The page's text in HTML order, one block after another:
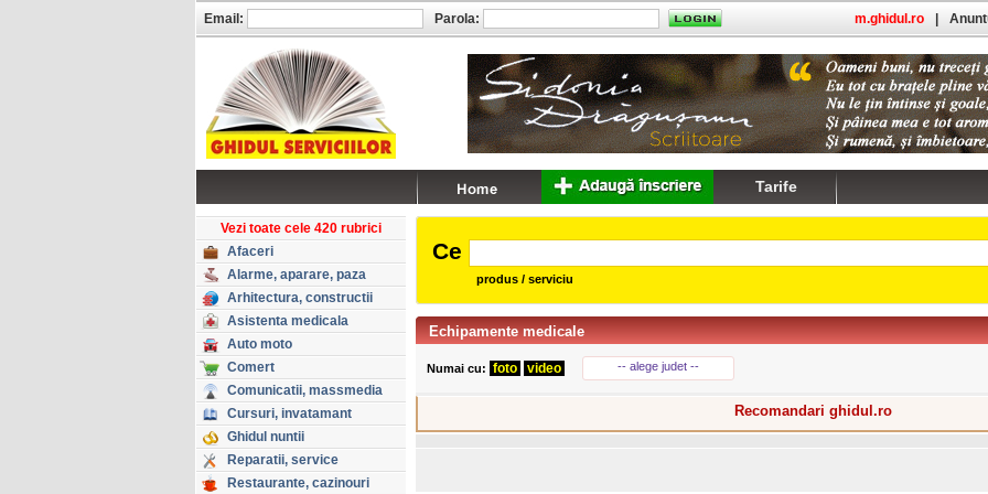
Vezi toate cele 420 rubrici
Afaceri
Alarme, aparare, paza
Arhitectura, constructii
Asistenta medicala
Auto moto
Comert
Comunicatii, massmedia
Cursuri, invatamant
Ghidul nuntii
Reparatii, service
Restaurante, cazinouri
Ce
produs / serviciu
Echipamente medicale
Numai cu: foto video -- alege judet --
Recomandari ghidul.ro
Email: Parola: m.ghidul.ro
Tarife